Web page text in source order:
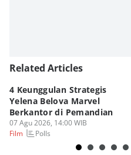
Related Articles
4 Keunggulan Strategis
Yelena Belova Marvel
Berkantor di Pemandian
07 Agu 2026, 14:00 WIB
Film
Polls